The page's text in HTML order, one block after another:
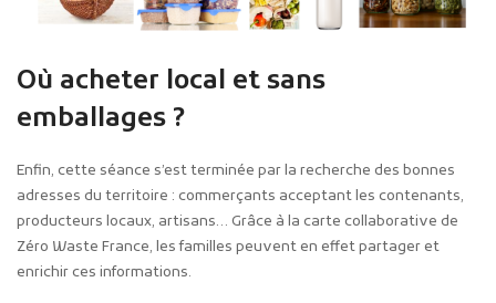
Où acheter local et sans
emballages ?
Enfin, cette séance s’est terminée par la recherche des bonnes
adresses du territoire : commerçants acceptant les contenants,
producteurs locaux, artisans… Grâce à la carte collaborative de
Zéro Waste France, les familles peuvent en effet partager et
enrichir ces informations.